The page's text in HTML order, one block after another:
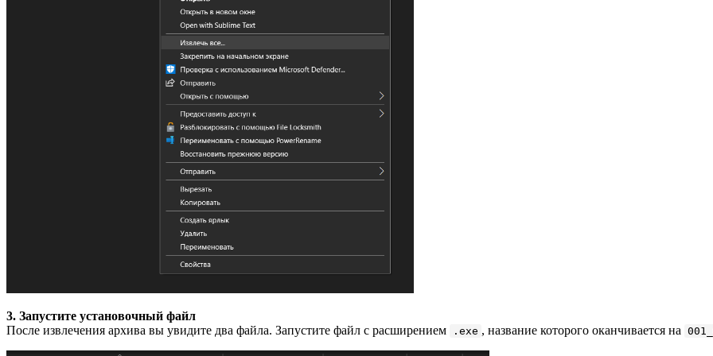
3. Запустите установочный файл
После извлечения архива вы увидите два файла. Запустите файл с расширением
.exe , название которого оканчивается на